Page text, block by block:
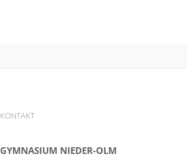
KONTAKT
GYMNASIUM NIEDER-OLM